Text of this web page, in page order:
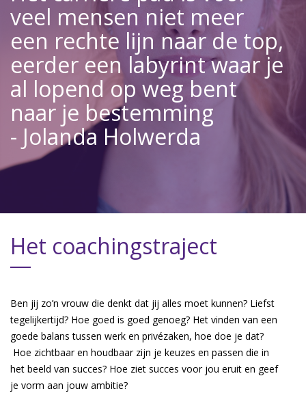
veel mensen niet meer
een rechte lijn naar de top,
eerder een labyrint waar je
al lopend op weg bent
naar je bestemming
- Jolanda Holwerda
Het coachingstraject
Ben jij zo’n vrouw die denkt dat jij alles moet kunnen? Liefst
tegelijkertijd? Hoe goed is goed genoeg? Het vinden van een
goede balans tussen werk en privézaken, hoe doe je dat?
Hoe zichtbaar en houdbaar zijn je keuzes en passen die in
het beeld van succes? Hoe ziet succes voor jou eruit en geef
je vorm aan jouw ambitie?